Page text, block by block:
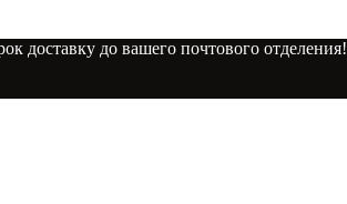
доставку до вашего почтового отделения!